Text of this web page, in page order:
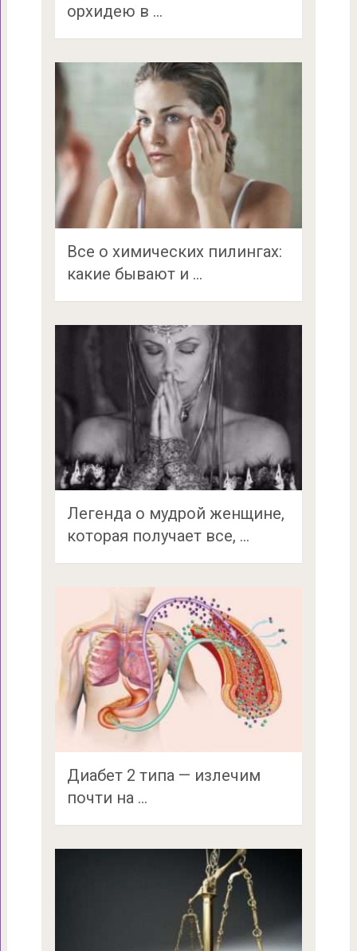
орхидею в …
Все о химических пилингах:
какие бывают и …
Легенда о мудрой женщине,
которая получает все, …
Диабет 2 типа — излечим
почти на …